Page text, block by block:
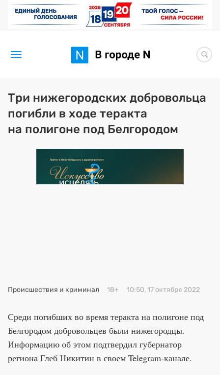
Новости
Статьи
Здоровье
BORЩ
Искусство исцелять
Три нижегородских добровольца
погибли в ходе теракта
на полигоне под Белгородом
Происшествия и криминал 18+ 10:50, 17 октября 2022
Среди погибших во время теракта на полигоне под
Белгородом добровольцев были нижегородцы.
Информацию об этом подтвердил губернатор
региона Глеб Никитин в своем Telegram-канале.